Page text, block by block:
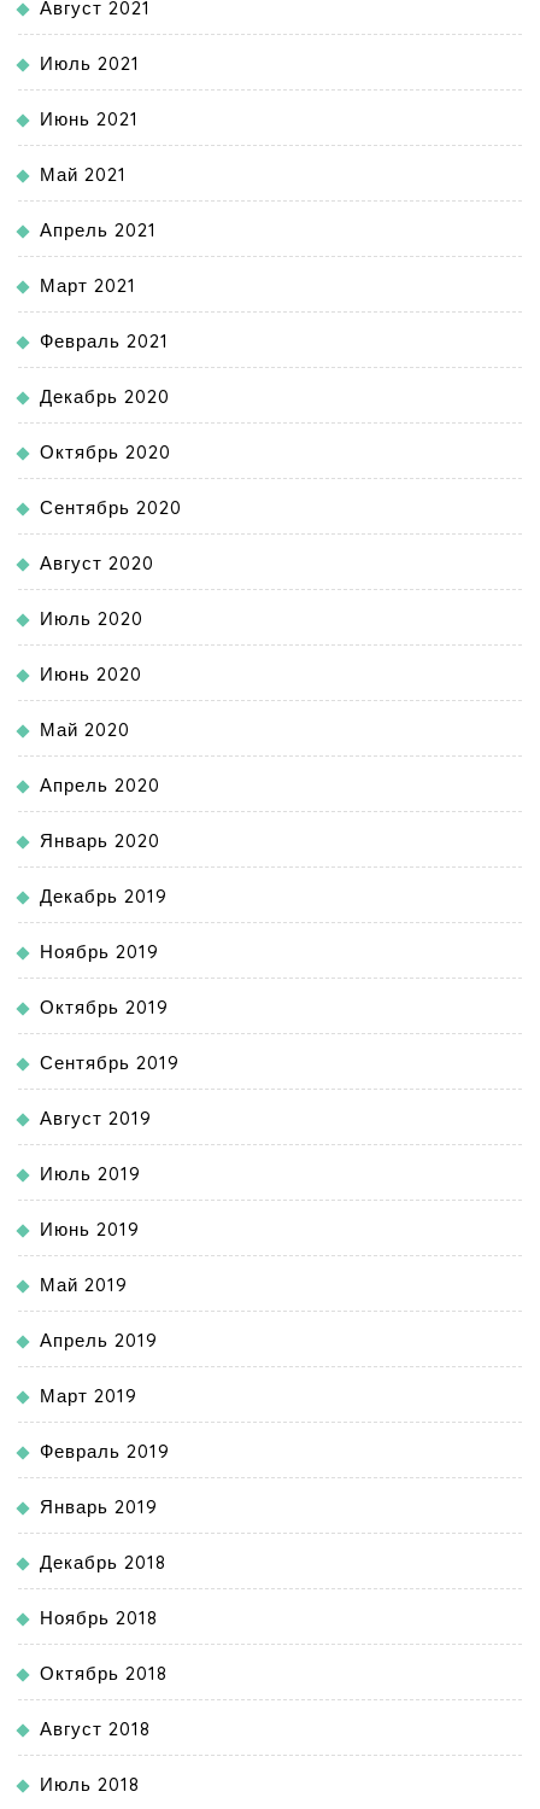
Август 2021
Июль 2021
Июнь 2021
Май 2021
Апрель 2021
Март 2021
Февраль 2021
Декабрь 2020
Октябрь 2020
Сентябрь 2020
Август 2020
Июль 2020
Июнь 2020
Май 2020
Апрель 2020
Январь 2020
Декабрь 2019
Ноябрь 2019
Октябрь 2019
Сентябрь 2019
Август 2019
Июль 2019
Июнь 2019
Май 2019
Апрель 2019
Март 2019
Февраль 2019
Январь 2019
Декабрь 2018
Ноябрь 2018
Октябрь 2018
Август 2018
Июль 2018